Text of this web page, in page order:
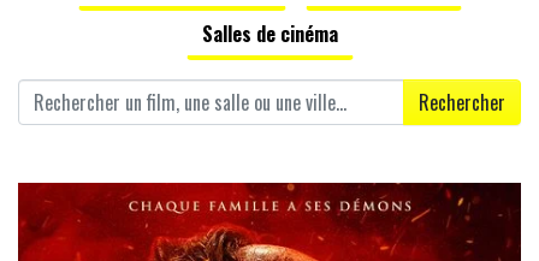
Salles de cinéma
Rechercher